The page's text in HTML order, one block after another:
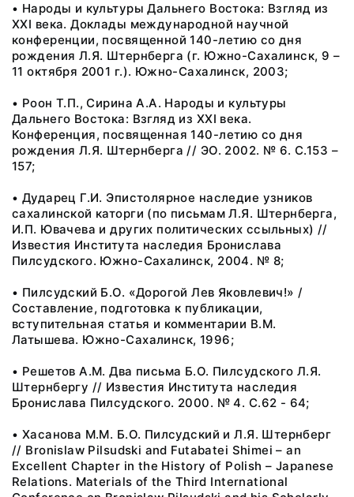
• Народы и культуры Дальнего Востока: Взгляд из
XXI века. Доклады международной научной
конференции, посвященной 140-летию со дня
рождения Л.Я. Штернберга (г. Южно-Сахалинск, 9 –
11 октября 2001 г.). Южно-Сахалинск, 2003;
• Роон Т.П., Сирина А.А. Народы и культуры
Дальнего Востока: Взгляд из XXI века.
Конференция, посвященная 140-летию со дня
рождения Л.Я. Штернберга // ЭО. 2002. № 6. С.153 –
157;
• Дударец Г.И. Эпистолярное наследие узников
сахалинской каторги (по письмам Л.Я. Штернберга,
И.П. Ювачева и других политических ссыльных) //
Известия Института наследия Бронислава
Пилсудского. Южно-Сахалинск, 2004. № 8;
• Пилсудский Б.О. «Дорогой Лев Яковлевич!» /
Составление, подготовка к публикации,
вступительная статья и комментарии В.М.
Латышева. Южно-Сахалинск, 1996;
• Решетов А.М. Два письма Б.О. Пилсудского Л.Я.
Штернбергу // Известия Института наследия
Бронислава Пилсудского. 2000. № 4. С.62 - 64;
• Хасанова М.М. Б.О. Пилсудский и Л.Я. Штернберг
// Bronislaw Pilsudski and Futabatei Shimei – an
Excellent Chapter in the History of Polish – Japanese
Relations. Materials of the Third International